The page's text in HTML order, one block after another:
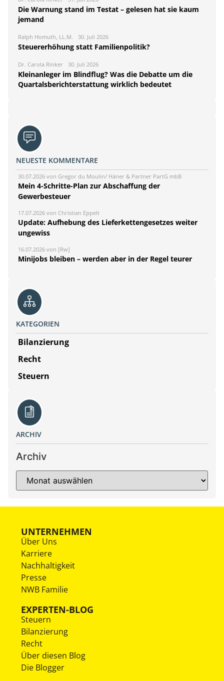
Die Warnung stand im Testat – gelesen hat sie kaum
jemand
Ralph Homuth, LL.M. 30. Juli 2026
Steuererhöhung statt Familienpolitik?
Dr. Carola Rinker 30. Juli 2026
Kleinanleger im Blindflug? Was die Debatte um die
Quartalsberichterstattung wirklich bedeutet
NEUESTE KOMMENTARE
30.07.2026 von Gregor du Moulin/ Häner & Partner PartG mbB
Mein 4-Schritte-Plan zur Abschaffung der
Gewerbesteuer
17.07.2026 von Christian Eppelt
Update: Aufhebung des Lieferkettengesetzes weiter
ungewiss
16.07.2026 von [Rw]
Minijobs bleiben – werden aber in der Regel teurer
KATEGORIEN
Bilanzierung
Recht
Steuern
ARCHIV
Archiv
UNTERNEHMEN
Über Uns
Karriere
Nachhaltigkeit
Presse
NWB Familie
EXPERTEN-BLOG
Steuern
Bilanzierung
Recht
Über diesen Blog
Die Blogger